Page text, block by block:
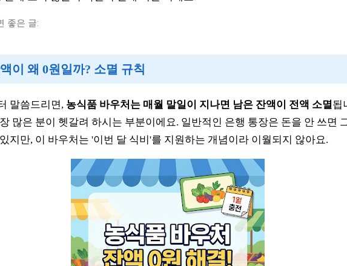
좋은 글:
이 왜 0원일까? 소멸 규칙
말씀드리면, 농식품 바우처는 매월 말일이 지나면 남은 잔액이 전액 소멸 됩
많은 분이 헷갈려 하시는 부분이에요. 일반적인 은행 통장은 돈을 안 쓰면
지만, 이 바우처는 '이번 달 식비'를 지원하는 개념이라 이월되지 않아요.